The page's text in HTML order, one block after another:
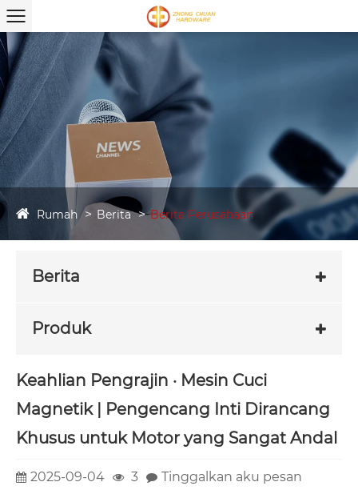
Rumah Berita Berita Perusahaan
Berita
Produk
Keahlian Pengrajin · Mesin Cuci
Magnetik | Pengencang Inti Dirancang
Khusus untuk Motor yang Sangat Andal
2025-09-04 3
Tinggalkan aku pesan